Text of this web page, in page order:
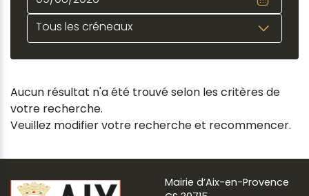
Tous les créneaux
Aucun résultat n'a été trouvé selon les critères de
votre recherche.
Veuillez modifier votre recherche et recommencer.
Mairie d’Aix-en-Provence